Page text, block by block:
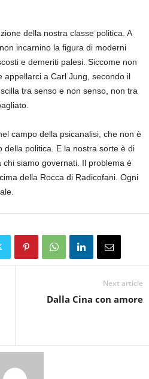
della nostra classe politica. A
incarnino la figura di moderni
e demeriti palesi. Siccome non
appellarci a Carl Jung, secondo il
tra senso e non senso, non tra
campo della psicanalisi, che non è
della politica. E la nostra sorte è di
siamo governati. Il problema è
della Rocca di Radicofani. Ogni
Next article
Dalla Cina con amore